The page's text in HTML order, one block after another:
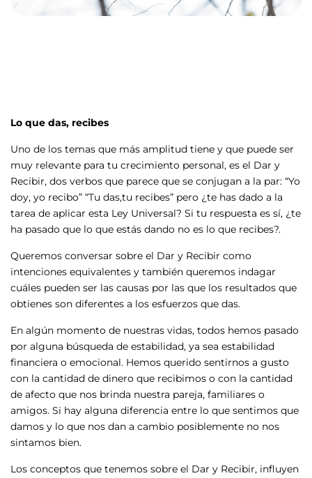
Lo que das, recibes
Uno de los temas que más amplitud tiene y que puede ser
muy relevante para tu crecimiento personal, es el Dar y
Recibir, dos verbos que parece que se conjugan a la par: “Yo
doy, yo recibo” “Tu das,tu recibes” pero ¿te has dado a la
tarea de aplicar esta Ley Universal? Si tu respuesta es sí, ¿te
ha pasado que lo que estás dando no es lo que recibes?.
Queremos conversar sobre el Dar y Recibir como
intenciones equivalentes y también queremos indagar
cuáles pueden ser las causas por las que los resultados que
obtienes son diferentes a los esfuerzos que das.
En algún momento de nuestras vidas, todos hemos pasado
por alguna búsqueda de estabilidad, ya sea estabilidad
financiera o emocional. Hemos querido sentirnos a gusto
con la cantidad de dinero que recibimos o con la cantidad
de afecto que nos brinda nuestra pareja, familiares o
amigos. Si hay alguna diferencia entre lo que sentimos que
damos y lo que nos dan a cambio posiblemente no nos
sintamos bien.
Los conceptos que tenemos sobre el Dar y Recibir, influyen